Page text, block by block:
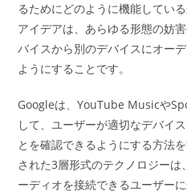
るためにどのように機能してい
アイデアは、あらゆる形態の妨
バイスから別のデバイスにオー
ようにすることです。
Googleは、YouTube Musicや
して、ユーザーが適切なデバイ
とを確認できるようにする方法
された3層形式のテクノロジー
ーディオを接続できるユーザー